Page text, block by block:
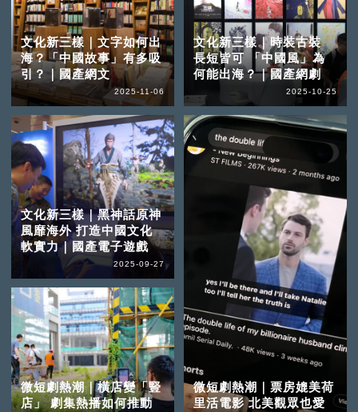
文化新三樣｜文字如何出
海？「中國故事」有多吸
引？｜國產網文
2025-11-06
文化新三樣｜時裝古裝
長短皆可 「中國風」為
何能出海？｜國產網劇
2025-10-25
文化新三樣｜黑神話原神
風靡海外 打造中國文化
軟實力｜國產電子遊戲
2025-09-27
微短劇熱潮｜橫店變「豎
店」 劇集熱播如何推動
微短劇熱潮｜票房媲美荷
里活電影 北美觀眾也愛